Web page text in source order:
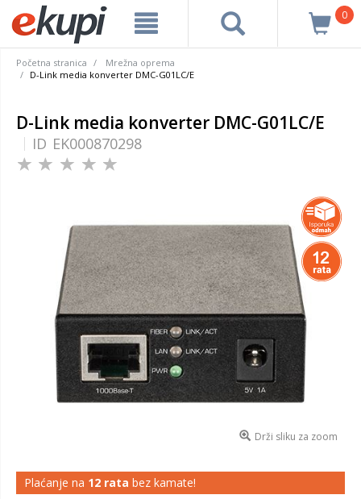
0
Početna stranica
Mrežna oprema
D-Link media konverter DMC-G01LC/E
D-Link media konverter DMC-G01LC/E
ID EK000870298
Drži sliku za zoom
Plaćanje na 12 rata bez kamate!